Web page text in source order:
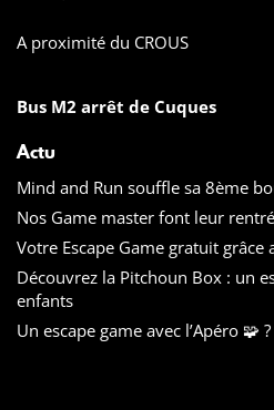
A proximité du CROUS
Bus M2 arrêt de Cuques
Actu
Mind and Run souffle sa 8ème
Nos Game master font leur
Votre Escape Game gratuit grâce
Découvrez la Pitchoun Box : un
enfants
Un escape game avec l’Apéro 🧩